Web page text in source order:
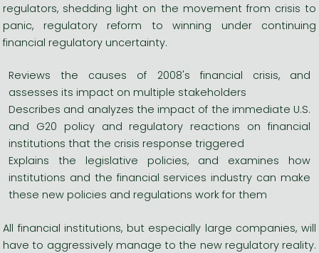
regulators, shedding light on the movement from crisis to
panic, regulatory reform to winning under continuing
financial regulatory uncertainty.
Reviews the causes of 2008's financial crisis, and
assesses its impact on multiple stakeholders
Describes and analyzes the impact of the immediate U.S.
and G20 policy and regulatory reactions on financial
institutions that the crisis response triggered
Explains the legislative policies, and examines how
institutions and the financial services industry can make
these new policies and regulations work for them
All financial institutions, but especially large companies, will
have to aggressively manage to the new regulatory reality.